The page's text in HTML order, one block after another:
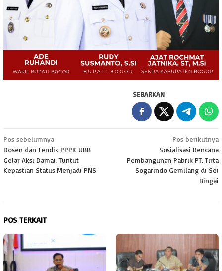
SEBARKAN
Navigasi
pos
Pos sebelumnya
Dosen dan Tendik PPPK UBB
Gelar Aksi Damai, Tuntut
Kepastian Status Menjadi PNS
Pos berikutnya
Sosialisasi Rencana
Pembangunan Pabrik PT. Tirta
Sogarindo Gemilang di Sei
Bingai
POS TERKAIT